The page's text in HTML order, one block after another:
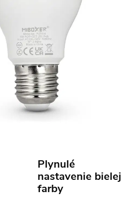
Plynulé
nastavenie bielej
farby